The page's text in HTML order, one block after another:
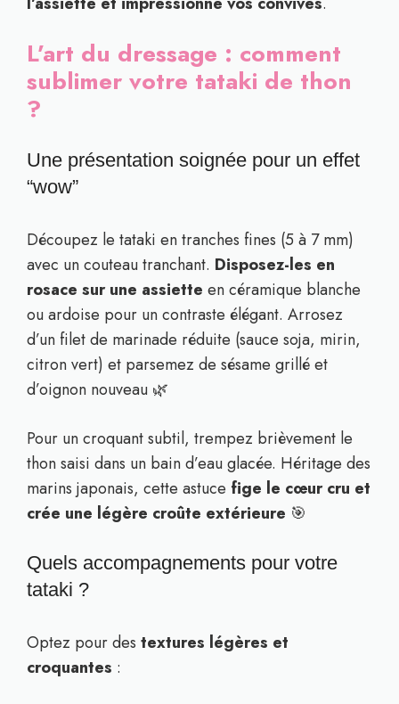
L’art du dressage : comment
sublimer votre tataki de thon
?
Une présentation soignée pour un effet
“wow”
Découpez le tataki en tranches fines (5 à 7 mm)
avec un couteau tranchant. Disposez-les en
rosace sur une assiette en céramique blanche
ou ardoise pour un contraste élégant. Arrosez
d’un filet de marinade réduite (sauce soja, mirin,
citron vert) et parsemez de sésame grillé et
d’oignon nouveau 🌿
Pour un croquant subtil, trempez brièvement le
thon saisi dans un bain d’eau glacée. Héritage des
marins japonais, cette astuce fige le cœur cru et
crée une légère croûte extérieure 🎯
Quels accompagnements pour votre
tataki ?
Optez pour des textures légères et
croquantes :